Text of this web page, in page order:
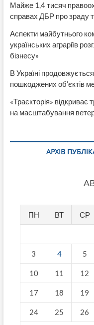
Майже 1,4 тисяч
справах ДБР про зраду
Аспекти майбутнього
українських аграріїв
бізнесу»
В Україні
пошкоджених об’єктів
«Траєкторія» відкриває
на масштабування
АРХІВ
ПН ВТ СР
3 4 5
10 11 12
17 18 19
24 25 26